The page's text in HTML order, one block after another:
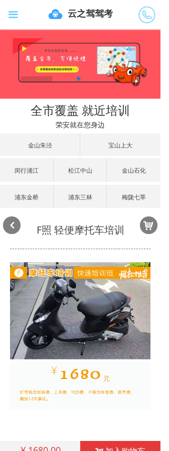
金山朱泾 宝山上大
云之驾驾考
끀
40072
闵行浦江 松江中山 金山石化
全市覆盖 就近培训
荣安就在您身边
浦东金桥 浦东三林 梅陇七莘
F照 轻便摩托车培训 낙
낒